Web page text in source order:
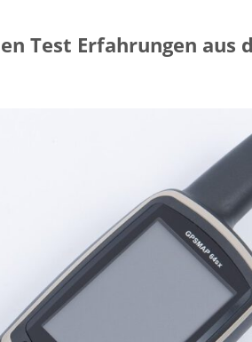
Test Erfahrungen aus